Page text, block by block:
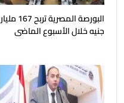
البورصة المصرية تربح 167 مليار
جنيه خلال الأسبوع الماضى